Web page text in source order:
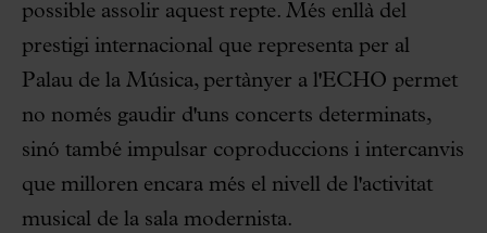
possible assolir aquest repte. Més enllà del
prestigi internacional que representa per al
Palau de la Música, pertànyer a l'ECHO permet
no només gaudir d'uns concerts determinats,
sinó també impulsar coproduccions i intercanvis
que milloren encara més el nivell de l'activitat
musical de la sala modernista.